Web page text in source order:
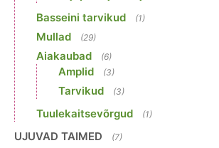
Basseini tarvikud (1)
Mullad (29)
Aiakaubad (6)
Amplid (3)
Tarvikud (3)
Tuulekaitsevõrgud (1)
UJUVAD TAIMED (7)